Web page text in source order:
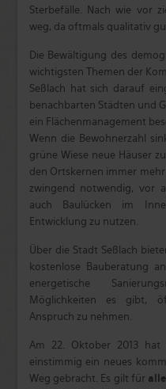
Sterbefälle. Nach wie vor
weg, da oftmals qualitativ
Die Bewältigung des
wichtigsten Themen der
Seßlach hat sich darauf
benachbarten Städten und
ein Flächenmanagement
Wenn die Bewohnerzahl
grüne Wiese neue Häuser
den Ortskernen immer
zwingend notwendig, vor
auch Baulücken im
Entwicklung zu nutzen.
Über die Stadt Seßlach
kostenlose Bauberatung
energetische
Möglichkeiten es gibt,
Anspruch zu nehmen.
Am 22. Oktober 2013
einstimmig ein neues
Weg gebracht. Es gilt für